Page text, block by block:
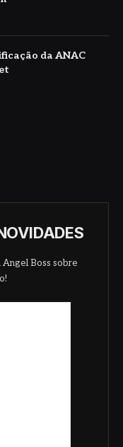
da ANAC
Angel Boss sobre